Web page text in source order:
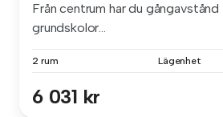
Från centrum har du
grundskolor...
2 rum Lägenhet
6 031 kr